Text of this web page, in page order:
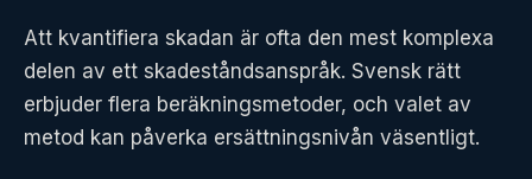
Att kvantifiera skadan är ofta den mest komplexa
delen av ett skadeståndsanspråk. Svensk rätt
erbjuder flera beräkningsmetoder, och valet av
metod kan påverka ersättningsnivån väsentligt.